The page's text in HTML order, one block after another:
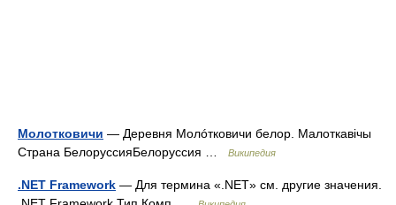
Молотковичи — Деревня Молóтковичи белор. Малоткавічы
Страна БелоруссияБелоруссия …
Википедия
.NET Framework — Для термина «.NET» см. другие значения.